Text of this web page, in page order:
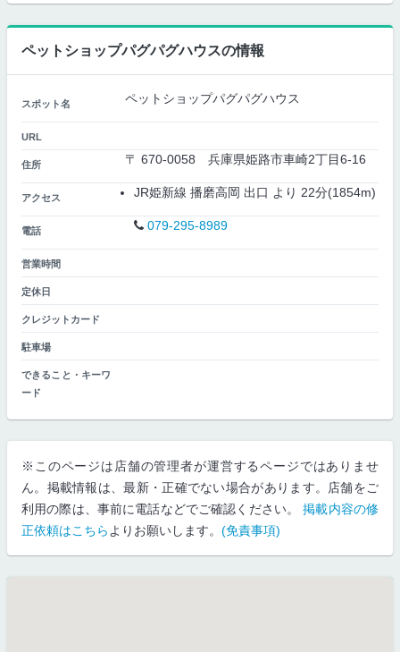
ペットショップパグパグハウスの情報
スポット名 ペットショップパグパグハウス
URL
住所 〒 670-0058 兵庫県姫路市車崎2丁目6-16
アクセス JR姫新線 播磨高岡 出口 より 22分(1854m)
電話 079-295-8989
営業時間
定休日
クレジットカード
駐車場
できること・キーワ
ード
※このページは店舗の管理者が運営するページではありませ
ん。掲載情報は、最新・正確でない場合があります。店舗をご
利用の際は、事前に電話などでご確認ください。掲載内容の修
正依頼はこちら よりお願いします。 (免責事項)